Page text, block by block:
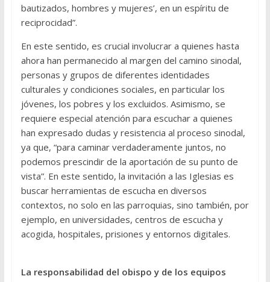
bautizados, hombres y mujeres’, en un espíritu de
reciprocidad”.
En este sentido, es crucial involucrar a quienes hasta
ahora han permanecido al margen del camino sinodal,
personas y grupos de diferentes identidades
culturales y condiciones sociales, en particular los
jóvenes, los pobres y los excluidos. Asimismo, se
requiere especial atención para escuchar a quienes
han expresado dudas y resistencia al proceso sinodal,
ya que, “para caminar verdaderamente juntos, no
podemos prescindir de la aportación de su punto de
vista”. En este sentido, la invitación a las Iglesias es
buscar herramientas de escucha en diversos
contextos, no solo en las parroquias, sino también, por
ejemplo, en universidades, centros de escucha y
acogida, hospitales, prisiones y entornos digitales.
La responsabilidad del obispo y de los equipos